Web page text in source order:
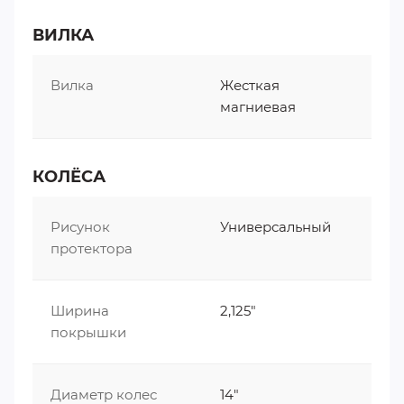
ВИЛКА
Вилка
Жесткая
магниевая
КОЛЁСА
Рисунок
протектора
Универсальный
Ширина
покрышки
2,125"
Диаметр колес 14"